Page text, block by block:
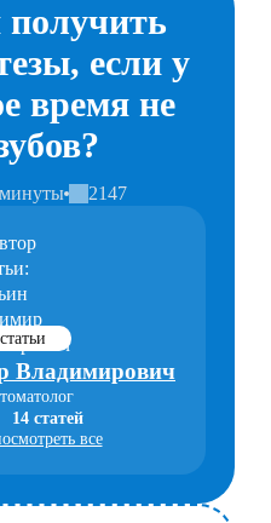
если у
время не
2147
Владимирович
14 статей
все